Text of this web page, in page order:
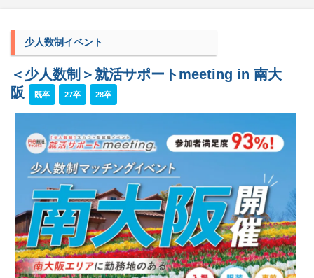
少人数制イベント
＜少人数制＞就活サポートmeeting in 南大
阪
既卒 27卒 28卒